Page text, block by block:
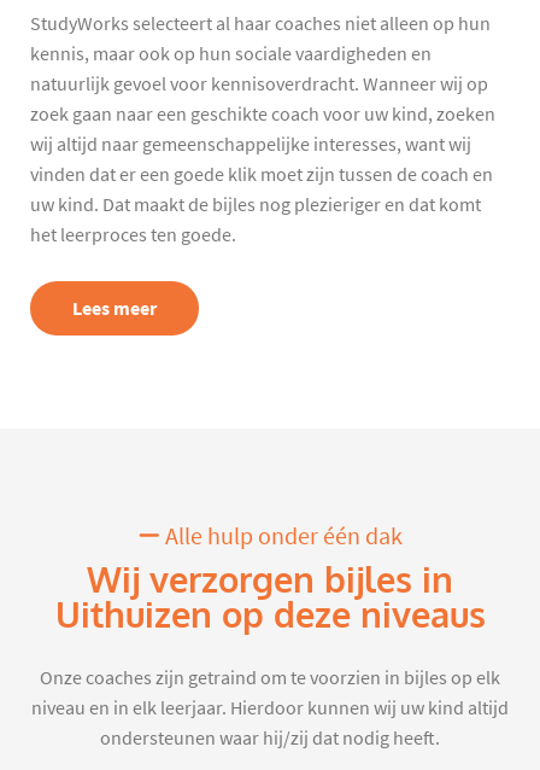
StudyWorks selecteert al haar coaches niet alleen op hun
kennis, maar ook op hun sociale vaardigheden en
natuurlijk gevoel voor kennisoverdracht. Wanneer wij op
zoek gaan naar een geschikte coach voor uw kind, zoeken
wij altijd naar gemeenschappelijke interesses, want wij
vinden dat er een goede klik moet zijn tussen de coach en
uw kind. Dat maakt de bijles nog plezieriger en dat komt
het leerproces ten goede.
Lees meer
Alle hulp onder één dak
Wij verzorgen bijles in
Uithuizen op deze niveaus
Onze coaches zijn getraind om te voorzien in bijles op elk
niveau en in elk leerjaar. Hierdoor kunnen wij uw kind altijd
ondersteunen waar hij/zij dat nodig heeft.